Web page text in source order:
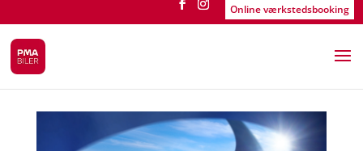
Online værkstedsbooking